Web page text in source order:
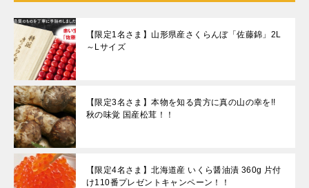
【限定1名さま】山形県産さくらんぼ「佐藤錦」2L
～Lサイズ
【限定3名さま】本物を知る貴方に真の山の幸を!!
秋の味覚 国産松茸！！
【限定4名さま】北海道産 いくら醤油漬 360g 片付
け110番プレゼントキャンペーン！！